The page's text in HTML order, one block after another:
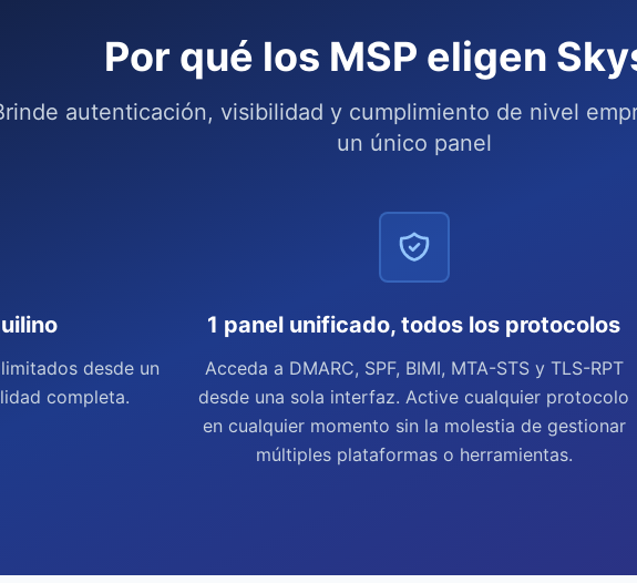
Por qué los MSP eligen
autenticación, visibilidad y cumplimiento de nivel
un único panel
desde un
completa.
1 panel unificado, todos los protocolos
Acceda a DMARC, SPF, BIMI, MTA-STS y TLS-RPT
desde una sola interfaz. Active cualquier protocolo
en cualquier momento sin la molestia de gestionar
múltiples plataformas o herramientas.